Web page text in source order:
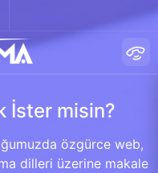
İster misin?
özgürce web,
dilleri üzerine makale